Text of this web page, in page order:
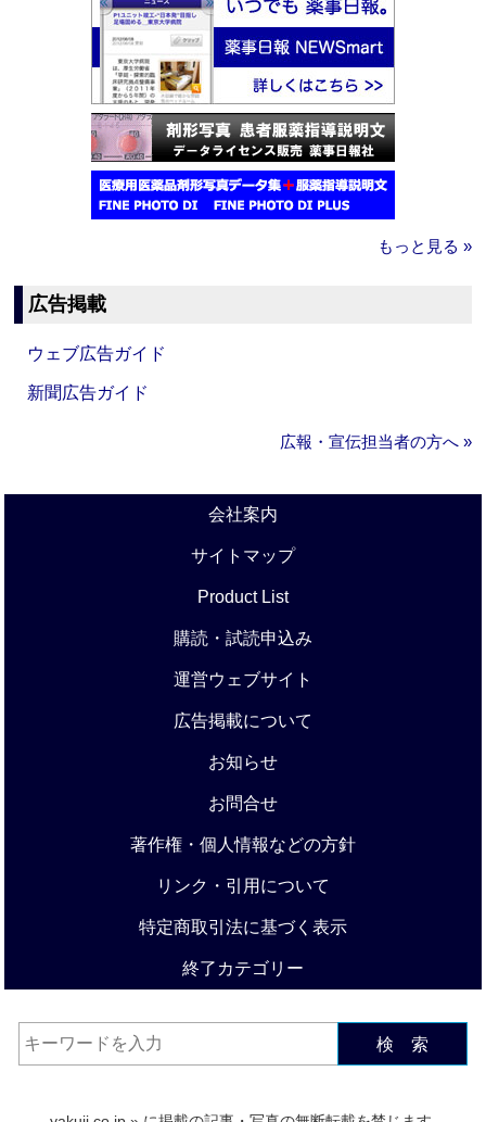
もっと見る »
広告掲載
ウェブ広告ガイド
新聞広告ガイド
広報・宣伝担当者の方へ »
会社案内
サイトマップ
Product List
購読・試読申込み
運営ウェブサイト
広告掲載について
お知らせ
お問合せ
著作権・個人情報などの方針
リンク・引用について
特定商取引法に基づく表示
終了カテゴリー
検 索